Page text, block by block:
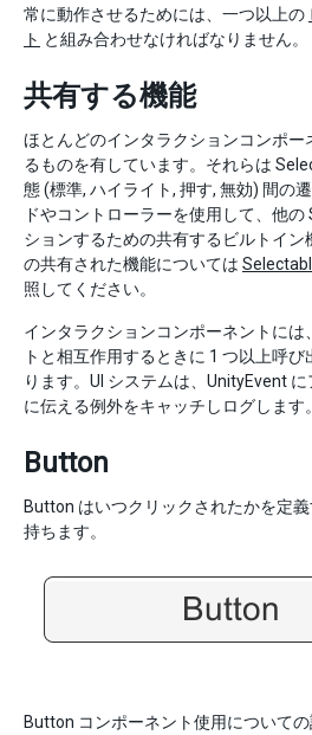
常に動作させるためには、一つ以上の
ト と組み合わせなければなりません。
共有する機能
ほとんどのインタラクションコンポー
るものを有しています。それらは
態 (標準, ハイライト, 押す, 無効) 間の
ドやコントローラーを使用して、他
ションするための共有するビルトイン
の共有された機能については
照してください。
インタラクションコンポーネントに
トと相互作用するときに 1 つ以上呼
ります。UI システムは、UnityEvent
に伝える例外をキャッチしログします。
Button
Button はいつクリックされたかを定
持ちます。
Button コンポーネント使用について